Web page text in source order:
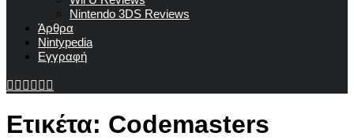
Nintendo 3DS Reviews
Άρθρα
Nintypedia
Εγγραφή
Ετικέτα: Codemasters